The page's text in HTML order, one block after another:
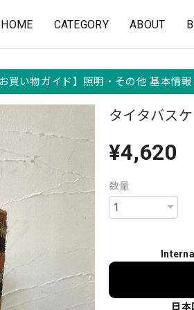
HOME CATEGORY ABOUT
買い物ガイド】照明・その他 基本
タイタバス
¥4,620
数量
日